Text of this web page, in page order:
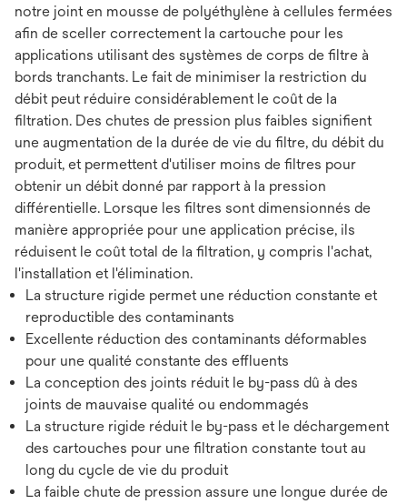
notre joint en mousse de polyéthylène à cellules fermées
afin de sceller correctement la cartouche pour les
applications utilisant des systèmes de corps de filtre à
bords tranchants. Le fait de minimiser la restriction du
débit peut réduire considérablement le coût de la
filtration. Des chutes de pression plus faibles signifient
une augmentation de la durée de vie du filtre, du débit du
produit, et permettent d'utiliser moins de filtres pour
obtenir un débit donné par rapport à la pression
différentielle. Lorsque les filtres sont dimensionnés de
manière appropriée pour une application précise, ils
réduisent le coût total de la filtration, y compris l'achat,
l'installation et l'élimination.
La structure rigide permet une réduction constante et
reproductible des contaminants
Excellente réduction des contaminants déformables
pour une qualité constante des effluents
La conception des joints réduit le by-pass dû à des
joints de mauvaise qualité ou endommagés
La structure rigide réduit le by-pass et le déchargement
des cartouches pour une filtration constante tout au
long du cycle de vie du produit
La faible chute de pression assure une longue durée de